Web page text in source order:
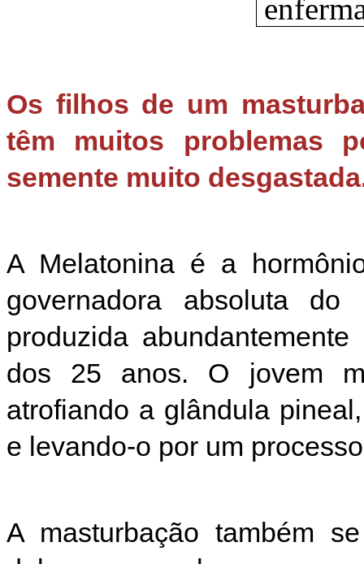
Os filhos de um
têm muitos problemas
semente muito
A Melatonina é a
governadora absoluta do
produzida
dos 25 anos. O jovem
atrofiando a glândula
e levando-o por um
A masturbação também